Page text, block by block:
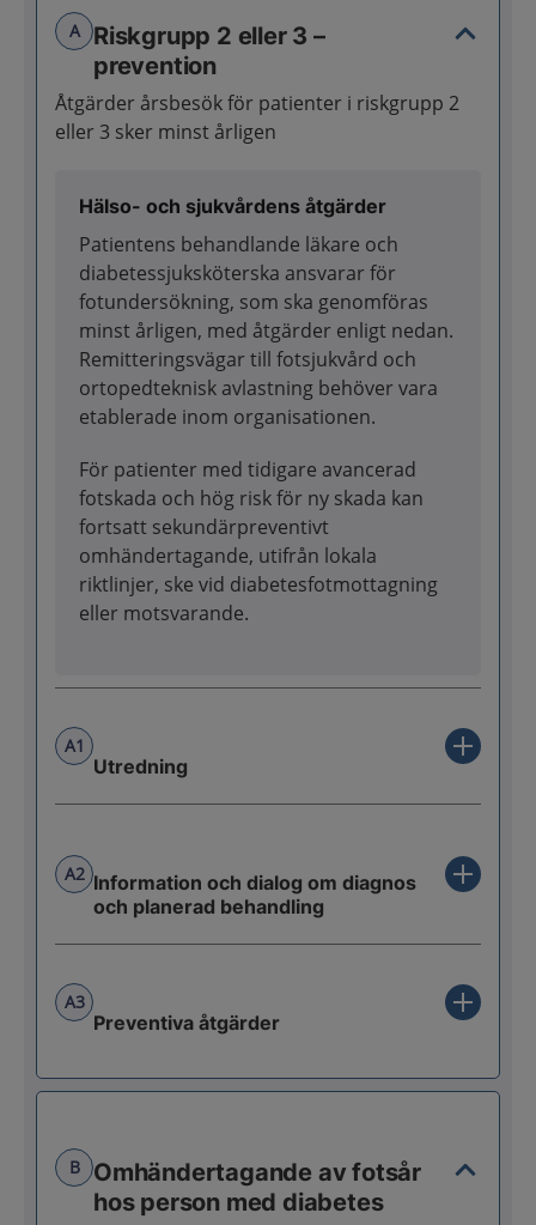
A
Riskgrupp 2 eller 3 –
prevention
Åtgärder årsbesök för patienter i riskgrupp 2
eller 3 sker minst årligen
Hälso- och sjukvårdens åtgärder
Patientens behandlande läkare och
diabetessjuksköterska ansvarar för
fotundersökning, som ska genomföras
minst årligen, med åtgärder enligt nedan.
Remitteringsvägar till fotsjukvård och
ortopedteknisk avlastning behöver vara
etablerade inom organisationen.
För patienter med tidigare avancerad
fotskada och hög risk för ny skada kan
fortsatt sekundärpreventivt
omhändertagande, utifrån lokala
riktlinjer, ske vid diabetesfotmottagning
eller motsvarande.
A1
Utredning
A2 Information och dialog om diagnos
och planerad behandling
A3
Preventiva åtgärder
B
Omhändertagande av fotsår
hos person med diabetes